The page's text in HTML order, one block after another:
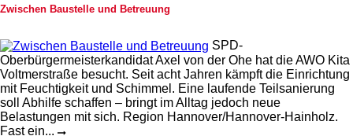
Zwischen Baustelle und Betreuung
SPD-
Oberbürgermeisterkandidat Axel von der Ohe hat die AWO Kita
Voltmerstraße besucht. Seit acht Jahren kämpft die Einrichtung
mit Feuchtigkeit und Schimmel. Eine laufende Teilsanierung
soll Abhilfe schaffen – bringt im Alltag jedoch neue
Belastungen mit sich. Region Hannover/Hannover-Hainholz.
Fast ein...